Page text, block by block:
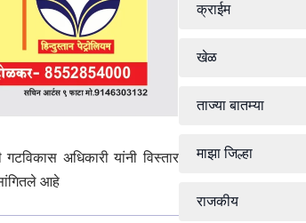
अधिकारी यांनी विस्तार
आहे
क्राईम
खेळ
ताज्या बातम्या
माझा जिल्हा
राजकीय